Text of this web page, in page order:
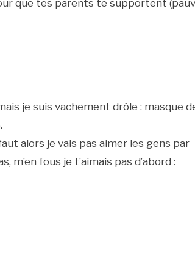
que tes parents te supportent
je suis vachement drôle : masque
alors je vais pas aimer les gens par
m’en fous je t’aimais pas d’abord :